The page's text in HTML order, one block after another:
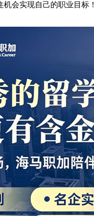
会实现自己的职业目标！